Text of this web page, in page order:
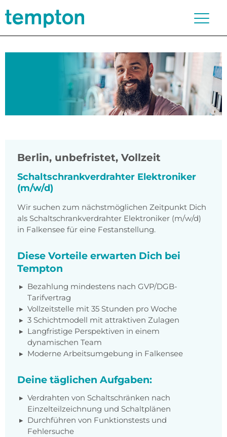
Berlin, unbefristet, Vollzeit
Schaltschrankverdrahter Elektroniker
(m/w/d)
Wir suchen zum nächstmöglichen Zeitpunkt Dich
als Schaltschrankverdrahter Elektroniker (m/w/d)
in Falkensee für eine Festanstellung.
Diese Vorteile erwarten Dich bei
Tempton
Bezahlung mindestens nach GVP/DGB-
Tarifvertrag
Vollzeitstelle mit 35 Stunden pro Woche
3 Schichtmodell mit attraktiven Zulagen
Langfristige Perspektiven in einem
dynamischen Team
Moderne Arbeitsumgebung in Falkensee
Deine täglichen Aufgaben:
Verdrahten von Schaltschränken nach
Einzelteilzeichnung und Schaltplänen
Durchführen von Funktionstests und
Fehlersuche